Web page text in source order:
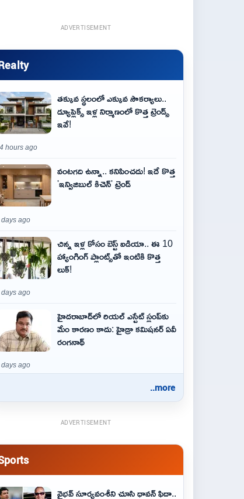
ADVERTISEMENT
తక్కువ స్థలంలో ఎక్కువ సౌకర్యాలు..
డ్యూప్లెక్స్ ఇళ్ల నిర్మాణంలో కొత్త ట్రెండ్స్
ఇవే!
hours ago
వంటగది ఉన్నా.. కనిపించదు! ఇదే కొత్త
'ఇన్విజిబుల్ కిచెన్' ట్రెండ్
days ago
చిన్న ఇళ్ల కోసం బెస్ట్ ఐడియా.. ఈ 10
హ్యాంగింగ్ ప్లాంట్స్‌తో ఇంటికి కొత్త
లుక్!
days ago
హైదరాబాద్‌లో రియల్ ఎస్టేట్ స్లంప్‌కు
మేం కారణం కాదు: హైడ్రా కమిషనర్ ఏవీ
రంగనాథ్
days ago
..more
ADVERTISEMENT
వైభవ్‌ సూర్యవంశీని చూసి ధావన్‌ ఫిదా..